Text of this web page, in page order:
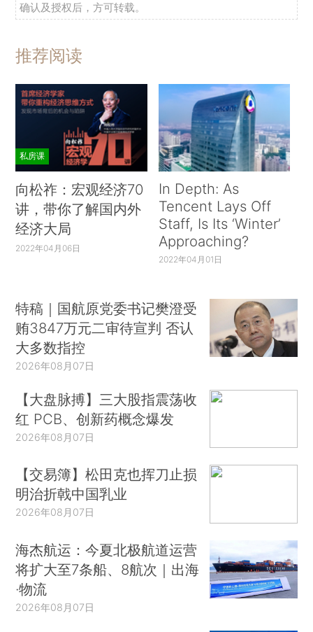
确认及授权后，方可转载。
推荐阅读
私房课
向松祚：宏观经济70
讲，带你了解国内外
经济大局
2022年04月06日
In Depth: As
Tencent Lays Off
Staff, Is Its ‘Winter’
Approaching?
2022年04月01日
特稿｜国航原党委书记樊澄受
贿3847万元二审待宣判 否认
大多数指控
2026年08月07日
【大盘脉搏】三大股指震荡收
红 PCB、创新药概念爆发
2026年08月07日
【交易簿】松田克也挥刀止损
明治折戟中国乳业
2026年08月07日
海杰航运：今夏北极航道运营
将扩大至7条船、8航次｜出海
·物流
2026年08月07日